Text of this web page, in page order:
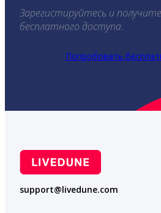
Зарегистируйтесь и
бесплатного доступа.
Попробовать
support@livedune.com